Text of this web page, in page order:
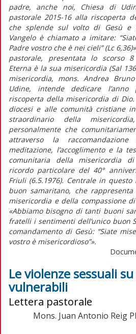
padre, anche noi, Chiesa di
pastorale 2015-16 alla riscoperta
che splende sul volto di Gesù e
Vangelo è chiamato a imitare:
Padre vostro che è nei cieli” (Lc
pastorale, presentata lo scorso
Eterna è la sua misericordia (Sal
misericordia, mons. Andrea
Udine, intende dedicare l’anno
riscoperta della misericordia di Dio.
diocesi e alle comunità cristiane
straordinario della
personalmente che
attraverso la
meditazione, l’accoglimento e la
comunitaria della misericordia
ricordo particolare del 40°
Friuli (6.5.1976). Centrale in
buon samaritano, che rappresenta
misericordia e della compassione
«Abbiamo bisogno di tanti buoni
fratelli i sentimenti dell’unico buon
comandamento di Gesù: “Siate
vostro è misericordioso”».
Le violenze sessuali
vulnerabili
Lettera pastorale
Mons. Juan Antonio Reig